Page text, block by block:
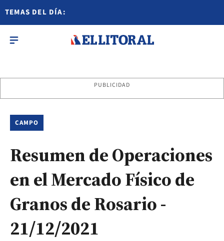
TEMAS DEL DÍA:
PUBLICIDAD
CAMPO
Resumen de Operaciones
en el Mercado Físico de
Granos de Rosario -
21/12/2021